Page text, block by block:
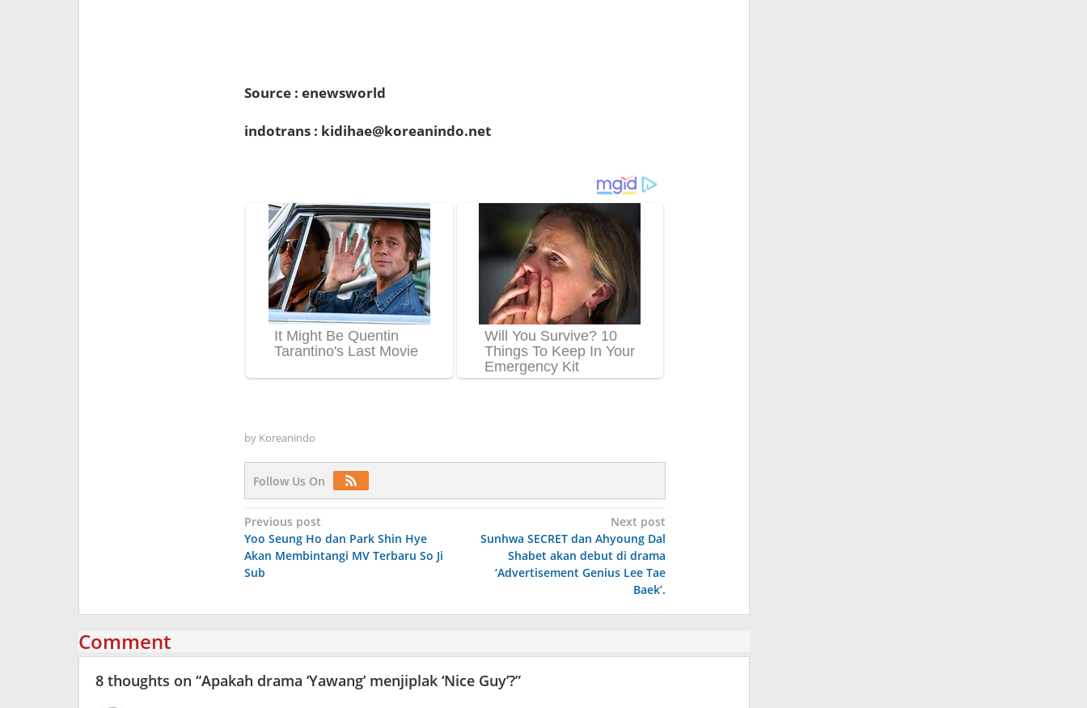
Source : enewsworld
indotrans : kidihae@koreanindo.net
by Koreanindo
Follow Us On
Post
navigation
Previous post
Yoo Seung Ho dan Park Shin Hye
Akan Membintangi MV Terbaru So Ji
Sub
Next post
Sunhwa SECRET dan Ahyoung Dal
Shabet akan debut di drama
‘Advertisement Genius Lee Tae
Baek’.
Comment
8 thoughts on “Apakah drama ‘Yawang’ menjiplak ‘Nice Guy’?”